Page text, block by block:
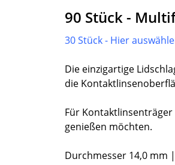
90 Stück -
30 Stück - Hier
Die einzigartige
die
Für
genießen möchten.
Durchmesser 14,0 mm